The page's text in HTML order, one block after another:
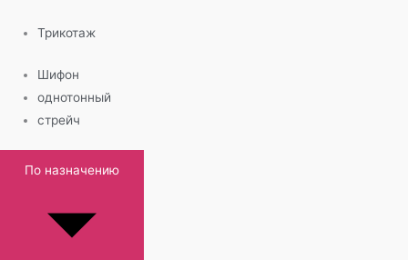
Трикотаж
Шифон
однотонный
стрейч
По назначению